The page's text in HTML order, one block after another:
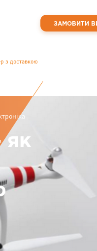
з доставкою
як
ЗАМОВИТИ